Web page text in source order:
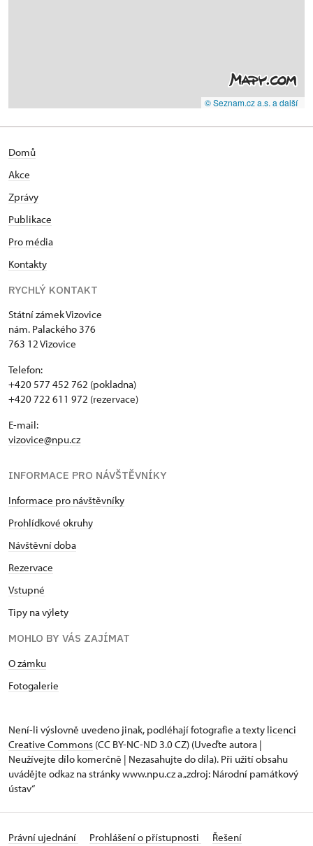
© Seznam.cz a.s. a další
Domů
Akce
Zprávy
Publikace
Pro média
Kontakty
RYCHLÝ KONTAKT
Státní zámek Vizovice
nám. Palackého 376
763 12 Vizovice
Telefon:
+420 577 452 762 (pokladna)
+420 722 611 972 (rezervace)
E-mail:
vizovice@npu.cz
INFORMACE PRO NÁVŠTĚVNÍKY
Informace pro návštěvníky
Prohlídkové okruhy
Návštěvní doba
Rezervace
Vstupné
Tipy na výlety
MOHLO BY VÁS ZAJÍMAT
O zámku
Fotogalerie
Není-li výslovně uvedeno jinak, podléhají fotografie a texty licenci
Creative Commons (CC BY-NC-ND 3.0 CZ) (Uveďte autora |
Neužívejte dílo komerčně | Nezasahujte do díla). Při užití obsahu
uvádějte odkaz na stránky www.npu.cz a „zdroj: Národní památkový
ústav“
Právní ujednání Prohlášení o přístupnosti
Řešení